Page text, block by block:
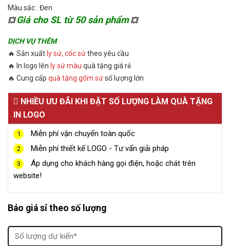
Màu sắc : Đen
💥Giá cho SL từ 50 sản phẩm💥
DỊCH VỤ THÊM
🔥 Sản xuất ly sứ, cốc sứtheo yêu cầu
🔥 In logo lên ly sứ màu quà tặng giá rẻ
🔥 Cung cấp quà tặng gốm sứsố lượng lớn
NHIỀU ƯU ĐÃI KHI ĐẶT SỐ LƯỢNG LÀM QUÀ TẶNG
IN LOGO
1 Miễn phí vận chuyển toàn quốc
2 Miễn phí thiết kế LOGO - Tư vấn giải pháp
3
Áp dụng cho khách hàng gọi điện, hoặc chát trên
website!
Báo giá sỉ theo số lượng